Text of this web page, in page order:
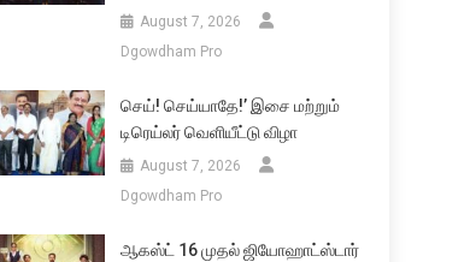
August 7, 2026
Dgowdham Pro
செய்! செய்யாதே!’ இசை மற்றும்
டிரெய்லர் வெளியீட்டு விழா
August 7, 2026
Dgowdham Pro
ஆகஸ்ட் 16 முதல் ஜியோஹாட்ஸ்டார்